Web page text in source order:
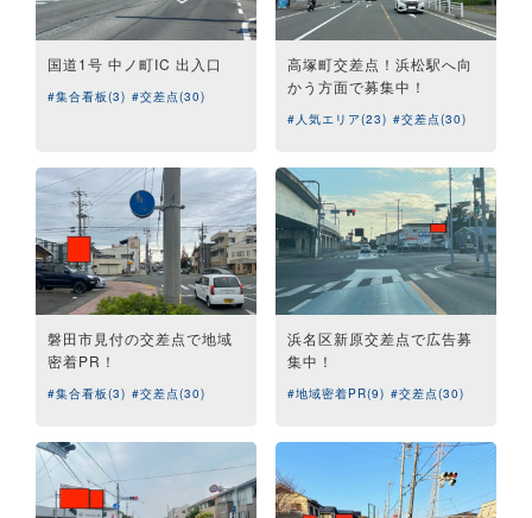
国道1号 中ノ町IC 出入口
#集合看板(3) #交差点(30)
高塚町交差点！浜松駅へ向
かう方面で募集中！
#人気エリア(23) #交差点(30)
磐田市見付の交差点で地域
密着PR！
#集合看板(3) #交差点(30)
浜名区新原交差点で広告募
集中！
#地域密着PR(9) #交差点(30)